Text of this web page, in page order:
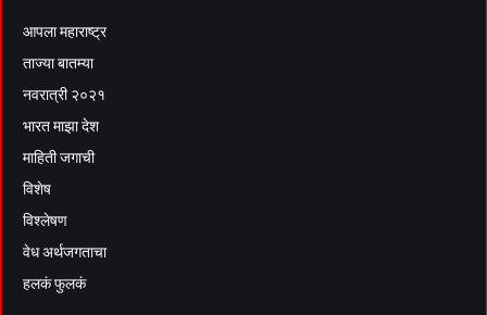
आपला महाराष्ट्र
ताज्या बातम्या
नवरात्री २०२१
भारत माझा देश
माहिती जगाची
विशेष
विश्लेषण
वेध अर्थजगताचा
हलकं फुलकं